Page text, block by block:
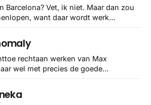
Barcelona? Vet, ik niet. Maar dan zou
want daar wordt werk
van zo’n 2x3 meter en ze knallen je
rechtaan werken van Max
wel met precies de goede